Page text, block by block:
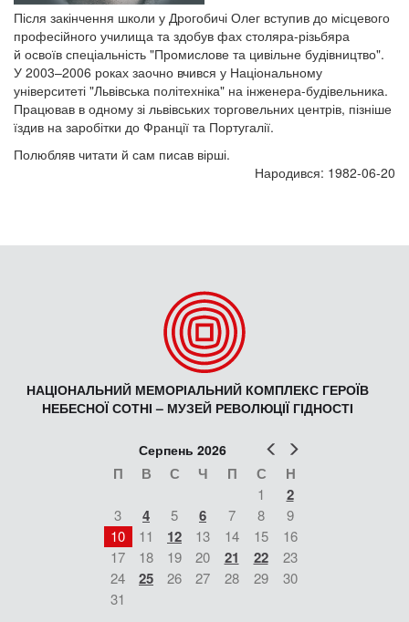
Після закінчення школи у Дрогобичі Олег вступив до місцевого
професійного училища та здобув фах столяра-різьбяра
й освоїв спеціальність "Промислове та цивільне будівництво".
У 2003–2006 роках заочно вчився у Національному
університеті "Львівська політехніка" на інженера-будівельника.
Працював в одному зі львівських торговельних центрів, пізніше
їздив на заробітки до Франції та Португалії.
Полюбляв читати й сам писав вірші.
Народився: 1982-06-20
НАЦІОНАЛЬНИЙ МЕМОРІАЛЬНИЙ КОМПЛЕКС ГЕРОЇВ
НЕБЕСНОЇ СОТНІ – МУЗЕЙ РЕВОЛЮЦІЇ ГІДНОСТІ
Попер
Серпень 2026
П В С Ч П С Н
1 2
3 4 5 6 7 8
9
10
11 12 13 14 15
16
17
18 19 20 21 22
23
24
25 26 27 28 29
30
31